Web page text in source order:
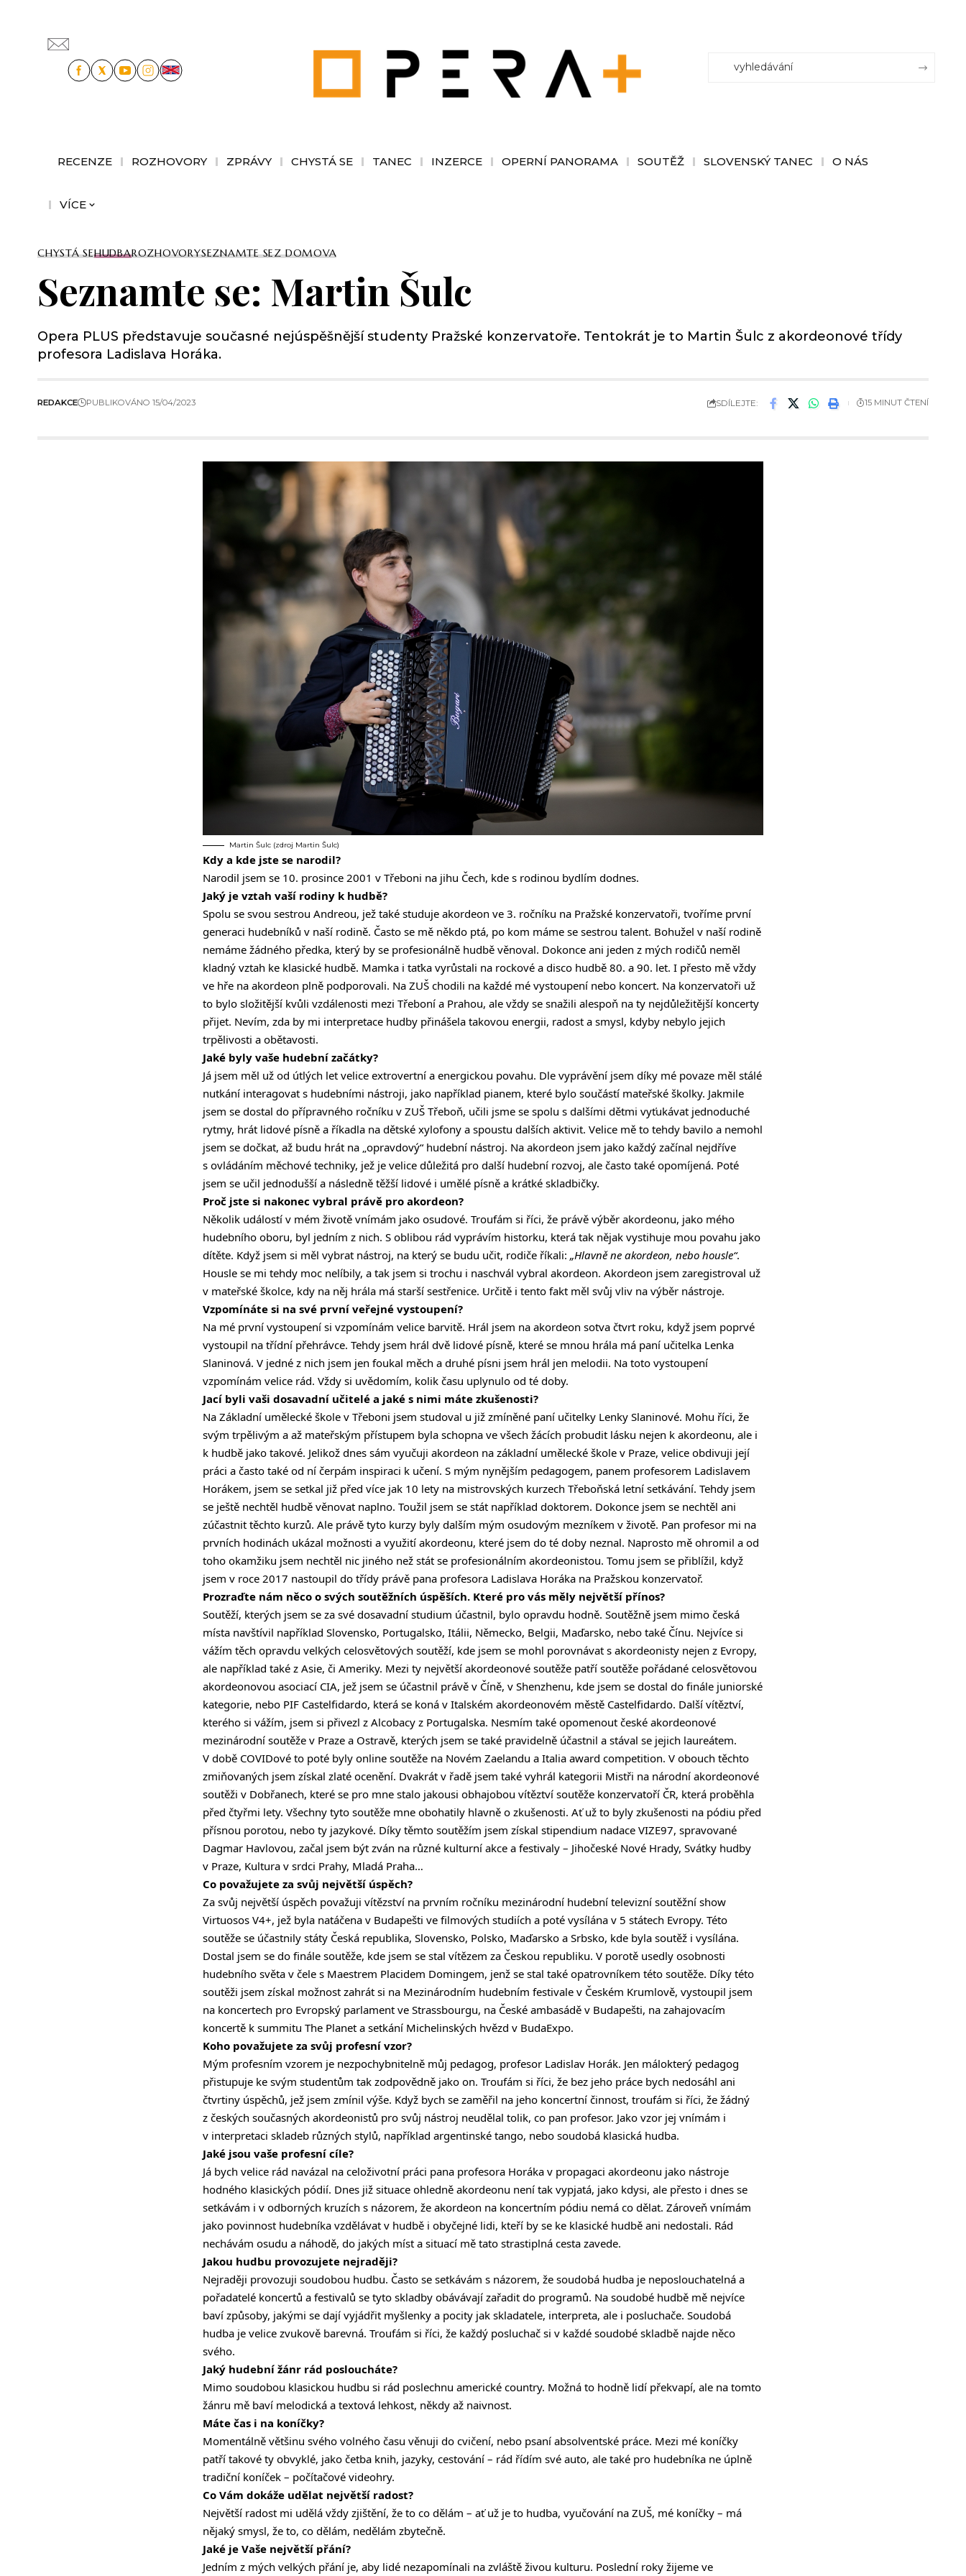
RECENZE ROZHOVORY ZPRÁVY CHYSTÁ SE TANEC INZERCE OPERNÍ PANORAMA SOUTĚŽ SLOVENSKÝ TANEC O NÁS
VÍCE
CHYSTÁ SEHUDBAROZHOVORYSEZNAMTE SEZ DOMOVA
Seznamte se: Martin Šulc
Opera PLUS představuje současné nejúspěšnější studenty Pražské konzervatoře. Tentokrát je to Martin Šulc z akordeonové třídy
profesora Ladislava Horáka.
REDAKCE PUBLIKOVÁNO 15/04/2023 SDÍLEJTE: 15 MINUT ČTENÍ
Martin Šulc (zdroj Martin Šulc)
Kdy a kde jste se narodil?
Narodil jsem se 10. prosince 2001 v Třeboni na jihu Čech, kde s rodinou bydlím dodnes.
Jaký je vztah vaší rodiny k hudbě?
Spolu se svou sestrou Andreou, jež také studuje akordeon ve 3. ročníku na Pražské konzervatoři, tvoříme první
generaci hudebníků v naší rodině. Často se mě někdo ptá, po kom máme se sestrou talent. Bohužel v naší rodině
nemáme žádného předka, který by se profesionálně hudbě věnoval. Dokonce ani jeden z mých rodičů neměl
kladný vztah ke klasické hudbě. Mamka i taťka vyrůstali na rockové a disco hudbě 80. a 90. let. I přesto mě vždy
ve hře na akordeon plně podporovali. Na ZUŠ chodili na každé mé vystoupení nebo koncert. Na konzervatoři už
to bylo složitější kvůli vzdálenosti mezi Třeboní a Prahou, ale vždy se snažili alespoň na ty nejdůležitější koncerty
přijet. Nevím, zda by mi interpretace hudby přinášela takovou energii, radost a smysl, kdyby nebylo jejich
trpělivosti a obětavosti.
Jaké byly vaše hudební začátky?
Já jsem měl už od útlých let velice extrovertní a energickou povahu. Dle vyprávění jsem díky mé povaze měl stálé
nutkání interagovat s hudebními nástroji, jako například pianem, které bylo součástí mateřské školky. Jakmile
jsem se dostal do přípravného ročníku v ZUŠ Třeboň, učili jsme se spolu s dalšími dětmi vyťukávat jednoduché
rytmy, hrát lidové písně a říkadla na dětské xylofony a spoustu dalších aktivit. Velice mě to tehdy bavilo a nemohl
jsem se dočkat, až budu hrát na „opravdový“ hudební nástroj. Na akordeon jsem jako každý začínal nejdříve
s ovládáním měchové techniky, jež je velice důležitá pro další hudební rozvoj, ale často také opomíjená. Poté
jsem se učil jednodušší a následně těžší lidové i umělé písně a krátké skladbičky.
Proč jste si nakonec vybral právě pro akordeon?
Několik událostí v mém životě vnímám jako osudové. Troufám si říci, že právě výběr akordeonu, jako mého
hudebního oboru, byl jedním z nich. S oblibou rád vyprávím historku, která tak nějak vystihuje mou povahu jako
dítěte. Když jsem si měl vybrat nástroj, na který se budu učit, rodiče říkali: „Hlavně ne akordeon, nebo housle“.
Housle se mi tehdy moc nelíbily, a tak jsem si trochu i naschvál vybral akordeon. Akordeon jsem zaregistroval už
v mateřské školce, kdy na něj hrála má starší sestřenice. Určitě i tento fakt měl svůj vliv na výběr nástroje.
Vzpomínáte si na své první veřejné vystoupení?
Na mé první vystoupení si vzpomínám velice barvitě. Hrál jsem na akordeon sotva čtvrt roku, když jsem poprvé
vystoupil na třídní přehrávce. Tehdy jsem hrál dvě lidové písně, které se mnou hrála má paní učitelka Lenka
Slaninová. V jedné z nich jsem jen foukal měch a druhé písni jsem hrál jen melodii. Na toto vystoupení
vzpomínám velice rád. Vždy si uvědomím, kolik času uplynulo od té doby.
Jací byli vaši dosavadní učitelé a jaké s nimi máte zkušenosti?
Na Základní umělecké škole v Třeboni jsem studoval u již zmíněné paní učitelky Lenky Slaninové. Mohu říci, že
svým trpělivým a až mateřským přístupem byla schopna ve všech žácích probudit lásku nejen k akordeonu, ale i
k hudbě jako takové. Jelikož dnes sám vyučuji akordeon na základní umělecké škole v Praze, velice obdivuji její
práci a často také od ní čerpám inspiraci k učení. S mým nynějším pedagogem, panem profesorem Ladislavem
Horákem, jsem se setkal již před více jak 10 lety na mistrovských kurzech Třeboňská letní setkávání. Tehdy jsem
se ještě nechtěl hudbě věnovat naplno. Toužil jsem se stát například doktorem. Dokonce jsem se nechtěl ani
zúčastnit těchto kurzů. Ale právě tyto kurzy byly dalším mým osudovým mezníkem v životě. Pan profesor mi na
prvních hodinách ukázal možnosti a využití akordeonu, které jsem do té doby neznal. Naprosto mě ohromil a od
toho okamžiku jsem nechtěl nic jiného než stát se profesionálním akordeonistou. Tomu jsem se přiblížil, když
jsem v roce 2017 nastoupil do třídy právě pana profesora Ladislava Horáka na Pražskou konzervatoř.
Prozraďte nám něco o svých soutěžních úspěších. Které pro vás měly největší přínos?
Soutěží, kterých jsem se za své dosavadní studium účastnil, bylo opravdu hodně. Soutěžně jsem mimo česká
místa navštívil například Slovensko, Portugalsko, Itálii, Německo, Belgii, Maďarsko, nebo také Čínu. Nejvíce si
vážím těch opravdu velkých celosvětových soutěží, kde jsem se mohl porovnávat s akordeonisty nejen z Evropy,
ale například také z Asie, či Ameriky. Mezi ty největší akordeonové soutěže patří soutěže pořádané celosvětovou
akordeonovou asociací CIA, jež jsem se účastnil právě v Číně, v Shenzhenu, kde jsem se dostal do finále juniorské
kategorie, nebo PIF Castelfidardo, která se koná v Italském akordeonovém městě Castelfidardo. Další vítěztví,
kterého si vážím, jsem si přivezl z Alcobacy z Portugalska. Nesmím také opomenout české akordeonové
mezinárodní soutěže v Praze a Ostravě, kterých jsem se také pravidelně účastnil a stával se jejich laureátem.
V době COVIDové to poté byly online soutěže na Novém Zaelandu a Italia award competition. V obouch těchto
zmiňovaných jsem získal zlaté ocenění. Dvakrát v řadě jsem také vyhrál kategorii Mistři na národní akordeonové
soutěži v Dobřanech, které se pro mne stalo jakousi obhajobou vítěztví soutěže konzervatoří ČR, která proběhla
před čtyřmi lety. Všechny tyto soutěže mne obohatily hlavně o zkušenosti. Ať už to byly zkušenosti na pódiu před
přísnou porotou, nebo ty jazykové. Díky těmto soutěžím jsem získal stipendium nadace VIZE97, spravované
Dagmar Havlovou, začal jsem být zván na různé kulturní akce a festivaly – Jihočeské Nové Hrady, Svátky hudby
v Praze, Kultura v srdci Prahy, Mladá Praha…
Co považujete za svůj největší úspěch?
Za svůj největší úspěch považuji vítězství na prvním ročníku mezinárodní hudební televizní soutěžní show
Virtuosos V4+, jež byla natáčena v Budapešti ve filmových studiích a poté vysílána v 5 státech Evropy. Této
soutěže se účastnily státy Česká republika, Slovensko, Polsko, Maďarsko a Srbsko, kde byla soutěž i vysílána.
Dostal jsem se do finále soutěže, kde jsem se stal vítězem za Českou republiku. V porotě usedly osobnosti
hudebního světa v čele s Maestrem Placidem Domingem, jenž se stal také opatrovníkem této soutěže. Díky této
soutěži jsem získal možnost zahrát si na Mezinárodním hudebním festivale v Českém Krumlově, vystoupil jsem
na koncertech pro Evropský parlament ve Strassbourgu, na České ambasádě v Budapešti, na zahajovacím
koncertě k summitu The Planet a setkání Michelinských hvězd v BudaExpo.
Koho považujete za svůj profesní vzor?
Mým profesním vzorem je nezpochybnitelně můj pedagog, profesor Ladislav Horák. Jen málokterý pedagog
přistupuje ke svým studentům tak zodpovědně jako on. Troufám si říci, že bez jeho práce bych nedosáhl ani
čtvrtiny úspěchů, jež jsem zmínil výše. Když bych se zaměřil na jeho koncertní činnost, troufám si říci, že žádný
z českých současných akordeonistů pro svůj nástroj neudělal tolik, co pan profesor. Jako vzor jej vnímám i
v interpretaci skladeb různých stylů, například argentinské tango, nebo soudobá klasická hudba.
Jaké jsou vaše profesní cíle?
Já bych velice rád navázal na celoživotní práci pana profesora Horáka v propagaci akordeonu jako nástroje
hodného klasických pódií. Dnes již situace ohledně akordeonu není tak vypjatá, jako kdysi, ale přesto i dnes se
setkávám i v odborných kruzích s názorem, že akordeon na koncertním pódiu nemá co dělat. Zároveň vnímám
jako povinnost hudebníka vzdělávat v hudbě i obyčejné lidi, kteří by se ke klasické hudbě ani nedostali. Rád
nechávám osudu a náhodě, do jakých míst a situací mě tato strastiplná cesta zavede.
Jakou hudbu provozujete nejraději?
Nejraději provozuji soudobou hudbu. Často se setkávám s názorem, že soudobá hudba je neposlouchatelná a
pořadatelé koncertů a festivalů se tyto skladby obávávají zařadit do programů. Na soudobé hudbě mě nejvíce
baví způsoby, jakými se dají vyjádřit myšlenky a pocity jak skladatele, interpreta, ale i posluchače. Soudobá
hudba je velice zvukově barevná. Troufám si říci, že každý posluchač si v každé soudobé skladbě najde něco
svého.
Jaký hudební žánr rád posloucháte?
Mimo soudobou klasickou hudbu si rád poslechnu americké country. Možná to hodně lidí překvapí, ale na tomto
žánru mě baví melodická a textová lehkost, někdy až naivnost.
Máte čas i na koníčky?
Momentálně většinu svého volného času věnuji do cvičení, nebo psaní absolventské práce. Mezi mé koníčky
patří takové ty obvyklé, jako četba knih, jazyky, cestování – rád řídím své auto, ale také pro hudebníka ne úplně
tradiční koníček – počítačové videohry.
Co Vám dokáže udělat největší radost?
Největší radost mi udělá vždy zjištění, že to co dělám – ať už je to hudba, vyučování na ZUŠ, mé koníčky – má
nějaký smysl, že to, co dělám, nedělám zbytečně.
Jaké je Vaše největší přání?
Jedním z mých velkých přání je, aby lidé nezapomínali na zvláště živou kulturu. Poslední roky žijeme ve